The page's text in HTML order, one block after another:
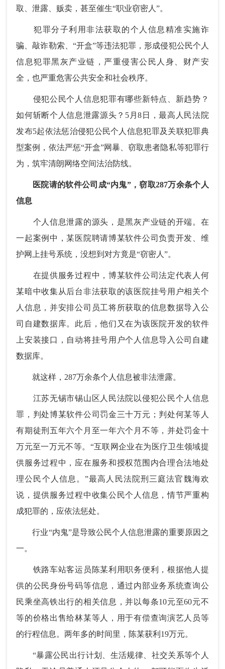
取、泄露、贩卖，甚至催生“职业窃密人”。
犯罪分子利用非法获取的个人信息精准实施诈
骗、敲诈勒索、“开盒”等违法犯罪，形成侵犯公民个人
信息犯罪黑灰产业链，严重侵害公民人身、财产安
全，也严重危害公共安全和社会秩序。
侵犯公民个人信息犯罪有哪些新特点、新趋势？
如何斩断个人信息泄露源头？5月8日，最高人民法院
发布5起依法惩治侵犯公民个人信息犯罪及关联犯罪典
型案例，依法严惩“开盒”网暴、窃取患者隐私等犯罪行
为，筑牢清朗网络空间法治防线。
医院请的软件公司成“内鬼”，窃取287万余条个人
信息
个人信息泄露的源头，是黑灰产业链的开端。在
一起案例中，某医院聘请博某软件公司负责开发、维
护网上挂号系统，没想到对方竟是“窃密人”。
在提供服务过程中，博某软件公司法定代表人何
某暗中收集从后台非法获取的该医院挂号用户相关个
人信息，并安排公司员工将所获取的信息数据导入公
司自建数据库。此后，他们又在为该医院开发的软件
上安装接口，自动将挂号用户个人信息导入公司自建
数据库。
就这样，287万余条个人信息被非法泄露。
江苏无锡市锡山区人民法院以侵犯公民个人信息
罪，判处博某软件公司罚金三十万元；判处何某等人
有期徒刑五年六个月至一年六个月不等，并处罚金十
万元至一万元不等。“互联网企业在为医疗卫生领域提
供服务过程中，应在服务和授权范围内合理合法地处
理公民个人信息。”最高人民法院刑三庭法官魏海欢
说，提供服务过程中收集公民个人信息，情节严重构
成犯罪的，应依法惩处。
行业“内鬼”是导致公民个人信息泄露的重要原因之
一。
铁路车站客运员陈某利用职务便利，根据他人提
供的公民身份号码等信息，通过内部业务系统查询公
民乘坐高铁出行的相关信息，并以每条10元至60元不
等的价格出售给林某等人，用于有偿查询演艺人员等
的行程信息。两年多的时间里，陈某获利19万元。
“暴露公民出行计划、生活规律、社交关系等个人